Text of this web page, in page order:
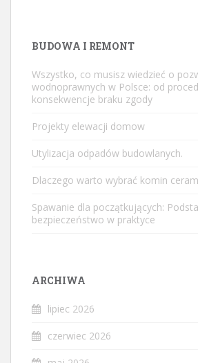
BUDOWA I REMONT
Wszystko, co musisz wiedzieć o
wodnoprawnych w Polsce: od
konsekwencje braku zgody
Projekty elewacji domow
Utylizacja odpadów budowlanych.
Dlaczego warto wybrać komin
Spawanie dla początkujących:
bezpieczeństwo w praktyce
ARCHIWA
lipiec 2026
czerwiec 2026